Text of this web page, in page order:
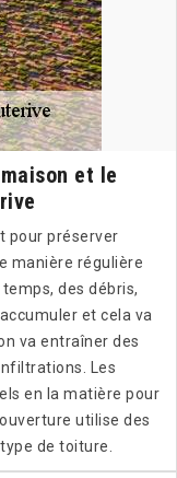
et le
pour préserver
manière régulière
des débris,
et cela va
va entraîner des
Les
en la matière pour
utilise des
de toiture.